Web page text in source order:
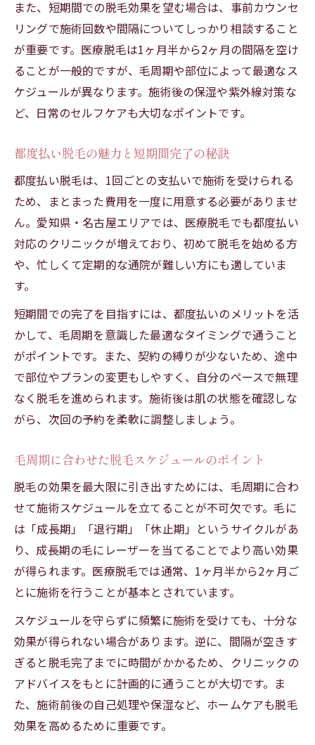
初回カウンセリング活用の重要性
通いやすさ重視の脱毛選びポイント
脱毛クリニック選びで通いやすさを重視
都度払いで無駄なく通院できるメリット
立地や診療時間で選ぶ脱毛施設の比較
短期間で完了するための施設選びのコツ
また、短期間での脱毛効果を望む場合は、事前カウンセ
リングで施術回数や間隔についてしっかり相談すること
が重要です。医療脱毛は1ヶ月半から2ヶ月の間隔を空け
ることが一般的ですが、毛周期や部位によって最適なス
ケジュールが異なります。施術後の保湿や紫外線対策な
ど、日常のセルフケアも大切なポイントです。
都度払い脱毛の魅力と短期間完了の秘訣
都度払い脱毛は、1回ごとの支払いで施術を受けられる
ため、まとまった費用を一度に用意する必要がありませ
ん。愛知県・名古屋エリアでは、医療脱毛でも都度払い
対応のクリニックが増えており、初めて脱毛を始める方
や、忙しくて定期的な通院が難しい方にも適していま
す。
短期間での完了を目指すには、都度払いのメリットを活
かして、毛周期を意識した最適なタイミングで通うこと
がポイントです。また、契約の縛りが少ないため、途中
で部位やプランの変更もしやすく、自分のペースで無理
なく脱毛を進められます。施術後は肌の状態を確認しな
がら、次回の予約を柔軟に調整しましょう。
毛周期に合わせた脱毛スケジュールのポイント
脱毛の効果を最大限に引き出すためには、毛周期に合わ
せて施術スケジュールを立てることが不可欠です。毛に
は「成長期」「退行期」「休止期」というサイクルがあ
り、成長期の毛にレーザーを当てることでより高い効果
が得られます。医療脱毛では通常、1ヶ月半から2ヶ月ご
とに施術を行うことが基本とされています。
スケジュールを守らずに頻繁に施術を受けても、十分な
効果が得られない場合があります。逆に、間隔が空きす
ぎると脱毛完了までに時間がかかるため、クリニックの
アドバイスをもとに計画的に通うことが大切です。ま
た、施術前後の自己処理や保湿など、ホームケアも脱毛
効果を高めるために重要です。